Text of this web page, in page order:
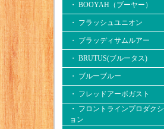
・ BOOYAH（ブーヤー）
・ フラッシュユニオン
・ ブラッディサムルアー
・ BRUTUS(ブルータス)
・ ブルーブルー
・ フレッドアーボガスト
・ フロントラインプロダクシ
ョン